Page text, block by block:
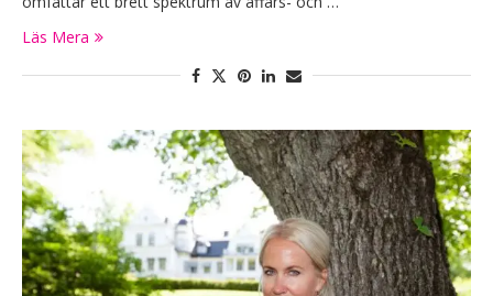
Läs Mera